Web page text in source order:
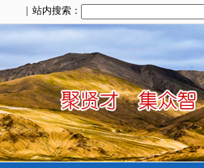
| 站内搜索：